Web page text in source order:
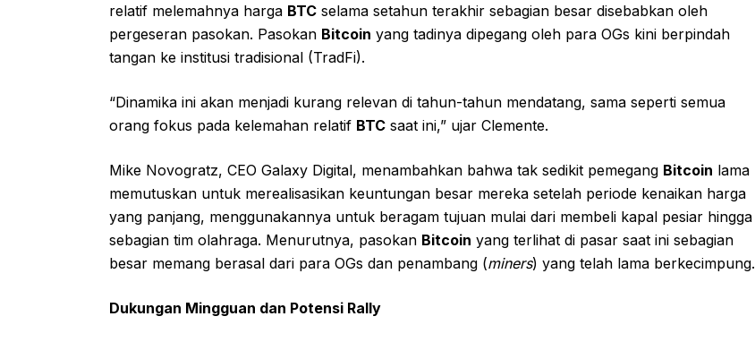
relatif melemahnya harga BTC selama setahun terakhir sebagian besar disebabkan oleh
pergeseran pasokan. Pasokan Bitcoin yang tadinya dipegang oleh para OGs kini berpindah
tangan ke institusi tradisional (TradFi).
“Dinamika ini akan menjadi kurang relevan di tahun-tahun mendatang, sama seperti semua
orang fokus pada kelemahan relatif BTC saat ini,” ujar Clemente.
Mike Novogratz, CEO Galaxy Digital, menambahkan bahwa tak sedikit pemegang Bitcoin lama
memutuskan untuk merealisasikan keuntungan besar mereka setelah periode kenaikan harga
yang panjang, menggunakannya untuk beragam tujuan mulai dari membeli kapal pesiar hingga
sebagian tim olahraga. Menurutnya, pasokan Bitcoin yang terlihat di pasar saat ini sebagian
besar memang berasal dari para OGs dan penambang (miners) yang telah lama berkecimpung.
Dukungan Mingguan dan Potensi Rally